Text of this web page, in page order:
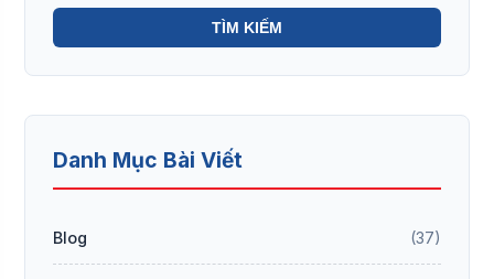
Danh Mục Bài Viết
Blog (37)